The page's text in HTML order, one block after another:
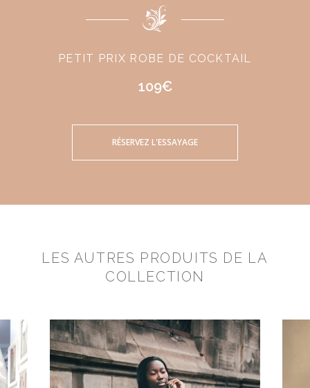
PETIT PRIX ROBE DE COCKTAIL
109€
RÉSERVEZ L'ESSAYAGE
LES AUTRES PRODUITS DE LA
COLLECTION